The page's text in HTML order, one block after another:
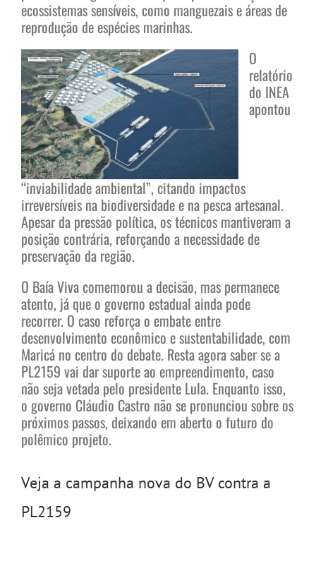
ecossistemas sensíveis, como manguezais e áreas de
reprodução de espécies marinhas.
O
relatório
do INEA
apontou
“inviabilidade ambiental”, citando impactos
irreversíveis na biodiversidade e na pesca artesanal.
Apesar da pressão política, os técnicos mantiveram a
posição contrária, reforçando a necessidade de
preservação da região.
O Baía Viva comemorou a decisão, mas permanece
atento, já que o governo estadual ainda pode
recorrer. O caso reforça o embate entre
desenvolvimento econômico e sustentabilidade, com
Maricá no centro do debate. Resta agora saber se a
PL2159 vai dar suporte ao empreendimento, caso
não seja vetada pelo presidente Lula. Enquanto isso,
o governo Cláudio Castro não se pronunciou sobre os
próximos passos, deixando em aberto o futuro do
polêmico projeto.
Veja a campanha nova do BV contra a
PL2159